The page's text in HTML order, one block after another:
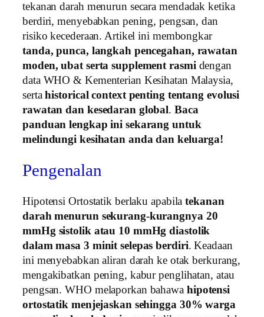
tekanan darah menurun secara mendadak ketika
berdiri, menyebabkan pening, pengsan, dan
risiko kecederaan. Artikel ini membongkar
tanda, punca, langkah pencegahan, rawatan
moden, ubat serta supplement rasmidengan
data WHO & Kementerian Kesihatan Malaysia,
sertahistorical context penting tentang evolusi
rawatan dan kesedaran global.Baca
panduan lengkap ini sekarang untuk
melindungi kesihatan anda dan keluarga!
Pengenalan
Hipotensi Ortostatik berlaku apabilatekanan
darah menurun sekurang‑kurangnya 20
mmHg sistolik atau 10 mmHg diastolik
dalam masa 3 minit selepas berdiri. Keadaan
ini menyebabkan aliran darah ke otak berkurang,
mengakibatkan pening, kabur penglihatan, atau
pengsan. WHO melaporkan bahawa hipotensi
ortostatik menjejaskan sehingga 30% warga